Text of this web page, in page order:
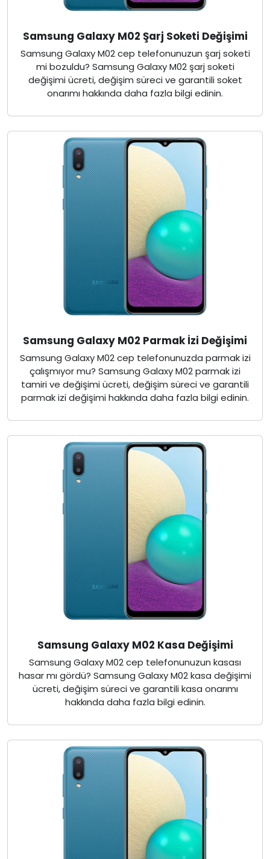
Samsung Galaxy M02 Şarj Soketi Değişimi
Samsung Galaxy M02 cep telefonunuzun şarj soketi
mi bozuldu? Samsung Galaxy M02 şarj soketi
değişimi ücreti, değişim süreci ve garantili soket
onarımı hakkında daha fazla bilgi edinin.
Samsung Galaxy M02 Parmak İzi Değişimi
Samsung Galaxy M02 cep telefonunuzda parmak izi
çalışmıyor mu? Samsung Galaxy M02 parmak izi
tamiri ve değişimi ücreti, değişim süreci ve garantili
parmak izi değişimi hakkında daha fazla bilgi edinin.
Samsung Galaxy M02 Kasa Değişimi
Samsung Galaxy M02 cep telefonunuzun kasası
hasar mı gördü? Samsung Galaxy M02 kasa değişimi
ücreti, değişim süreci ve garantili kasa onarımı
hakkında daha fazla bilgi edinin.